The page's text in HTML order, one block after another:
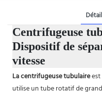
Centrifugeuse
Dispositif de
vitesse
La centrifugeuse tubulaireest
utilise un tube rotatif de